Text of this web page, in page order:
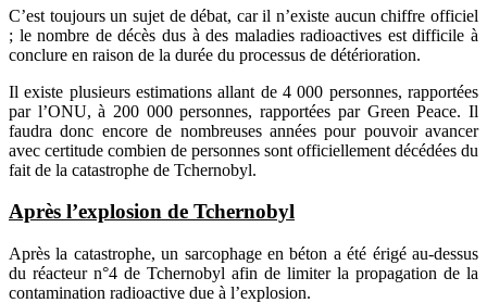
C’est toujours un sujet de débat, car il n’existe aucun chiffre officiel
; le nombre de décès dus à des maladies radioactives est difficile à
conclure en raison de la durée du processus de détérioration.
Il existe plusieurs estimations allant de 4 000 personnes, rapportées
par l’ONU, à 200 000 personnes, rapportées par Green Peace. Il
faudra donc encore de nombreuses années pour pouvoir avancer
avec certitude combien de personnes sont officiellement décédées du
fait de la catastrophe de Tchernobyl.
Après l’explosion de Tchernobyl
Après la catastrophe, un sarcophage en béton a été érigé au-dessus
du réacteur n°4 de Tchernobyl afin de limiter la propagation de la
contamination radioactive due à l’explosion.